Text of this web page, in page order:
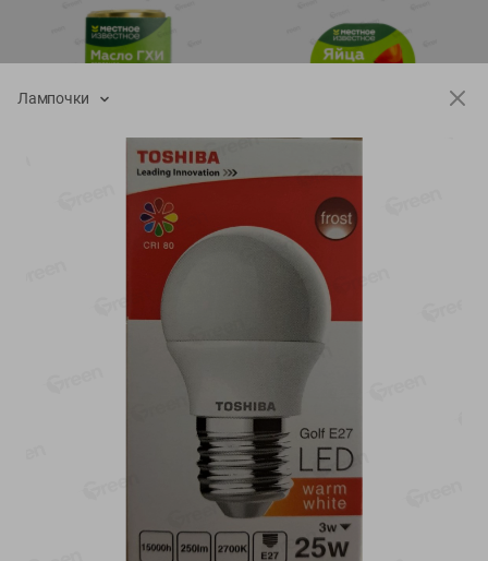
руб./шт
Масло Топленое ГХИ
Местное Известное 99%
-13%
Яйца перепелиные
копченые Молодецкие
Местное известное 20 шт
упак Солигорска п/ф
20шт в уп
Показать 15-28 из 79
Лампочки